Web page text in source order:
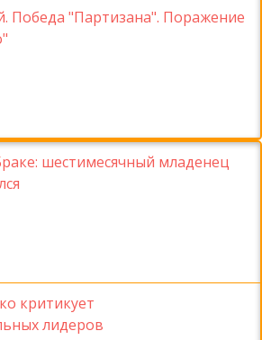
Победа "Партизана". Поражение
шестимесячный младенец
критикует
лидеров